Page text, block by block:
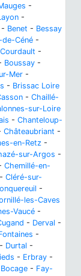
-
-
- Benet - Bessay
de-Céné -
-
Boussay -
Mer -
- Brissac Loire
- Chaillé-
sur-Loire
- Chanteloup-
Châteaubriant -
en-Retz -
sur-Argos -
Chemillé-en-
- Cléré-sur-
-
les-Caves
Vaucé -
- Derval -
-
- Durtal -
- Erbray -
- Fay-